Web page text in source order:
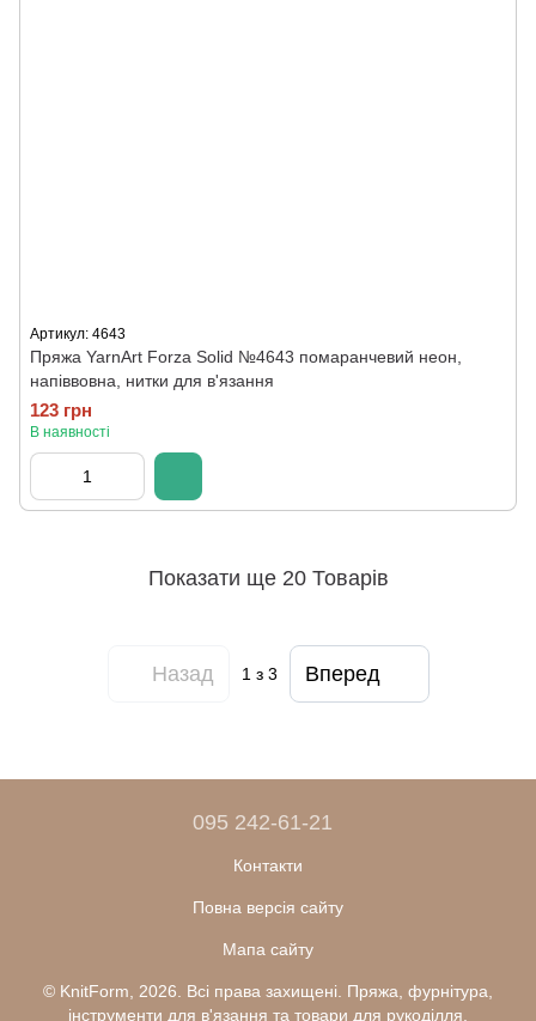
Артикул: 4643
Пряжа YarnArt Forza Solid №4643 помаранчевий неон,
напіввовна, нитки для в'язання
123 грн
В наявності
Показати ще 20 Товарів
Назад 1 з 3 Вперед
095 242-61-21
Контакти
Повна версія сайту
Мапа сайту
© KnitForm, 2026. Всі права захищені. Пряжа, фурнітура,
інструменти для в'язання та товари для рукоділля.